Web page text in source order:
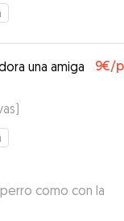
una amiga
9€/
)
como con la